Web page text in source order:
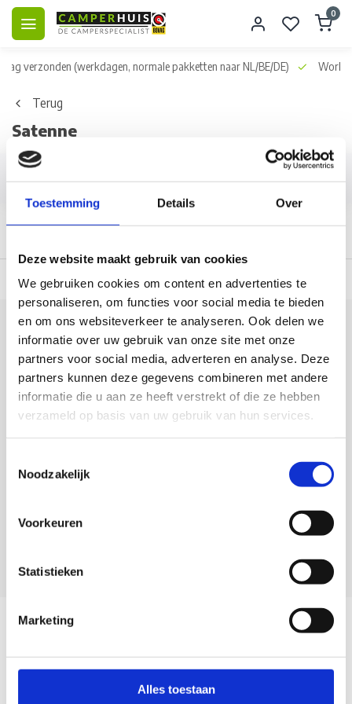
Toestemming Details Over
Deze website maakt gebruik van cookies
We gebruiken cookies om content en advertenties te
personaliseren, om functies voor social media te bieden
en om ons websiteverkeer te analyseren. Ook delen we
informatie over uw gebruik van onze site met onze
partners voor social media, adverteren en analyse. Deze
partners kunnen deze gegevens combineren met andere
informatie die u aan ze heeft verstrekt of die ze hebben
verzameld op basis van uw gebruik van hun services.
Noodzakelijk
Voorkeuren
Statistieken
Marketing
Alles toestaan
0
verzonden(werkdagen, normale pakketten naar NL/BE/DE) World
Terug
Satenne
Filters
verzonden(werkdagen, normale pakketten naar NL/BE/DE)
Klantenservice
Veelgestelde vragen
0418 680 690
Usefull links
Informatie
Contactgegevens
Mis nooit meer onze aanbiedingen!
Abonneer